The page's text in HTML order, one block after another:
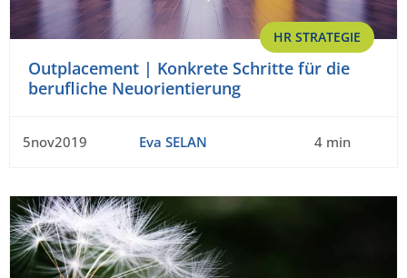
HR STRATEGIE
Outplacement | Konkrete Schritte für die
berufliche Neuorientierung
5nov2019 Eva SELAN 4 min